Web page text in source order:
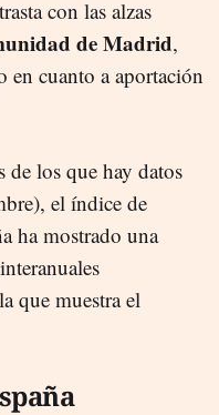
con las alzas
de Madrid,
en cuanto a aportación
de los que hay datos
el índice de
ha mostrado una
que muestra el